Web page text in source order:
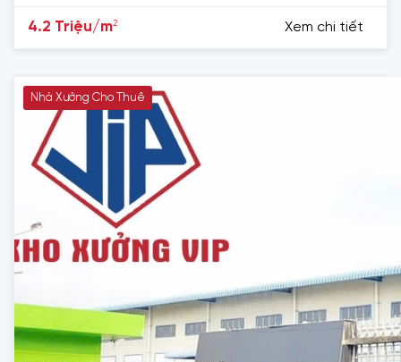
4.2 Triệu/m2 Xem chi tiết
Nhà Xưởng Cho Thuê